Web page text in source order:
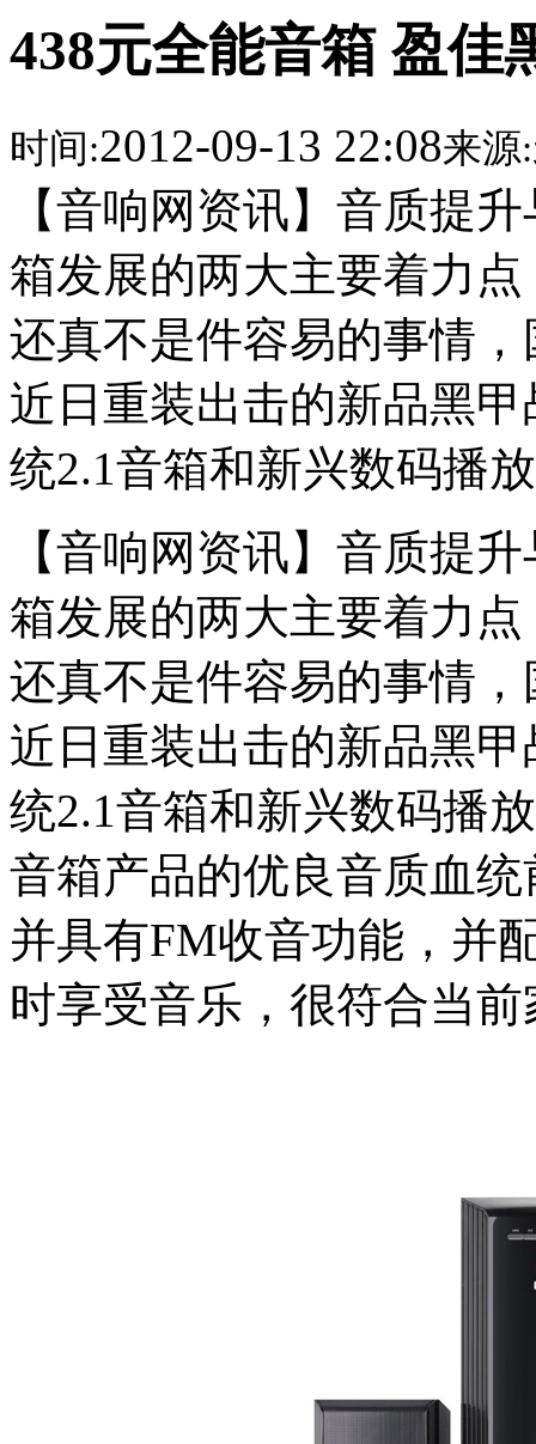
438元全能音箱 盈佳
时间:2012-09-13 22:08来源:
【音响网资讯】音质提
箱发展的两大主要着力
还真不是件容易的事情
近日重装出击的新品黑
统2.1音箱和新兴数码播
【音响网资讯】音质提
箱发展的两大主要着力
还真不是件容易的事情
近日重装出击的新品黑
统2.1音箱和新兴数码播
音箱产品的优良音质血
并具有FM收音功能，并
时享受音乐，很符合当